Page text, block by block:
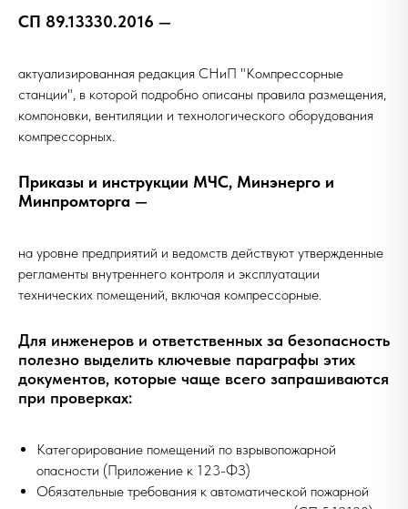
СП 89.13330.2016 —
актуализированная редакция СНиП "Компрессорные
станции", в которой подробно описаны правила размещения,
компоновки, вентиляции и технологического оборудования
компрессорных.
Приказы и инструкции МЧС, Минэнерго и
Минпромторга —
на уровне предприятий и ведомств действуют утвержденные
регламенты внутреннего контроля и эксплуатации
технических помещений, включая компрессорные.
Для инженеров и ответственных за безопасность
полезно выделить ключевые параграфы этих
документов, которые чаще всего запрашиваются
при проверках:
Категорирование помещений по взрывопожарной
опасности (Приложение к 123-ФЗ)
Обязательные требования к автоматической пожарной